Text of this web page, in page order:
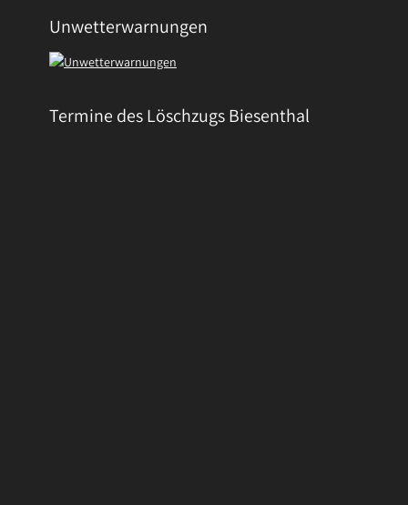
Unwetterwarnungen
Termine des Löschzugs Biesenthal